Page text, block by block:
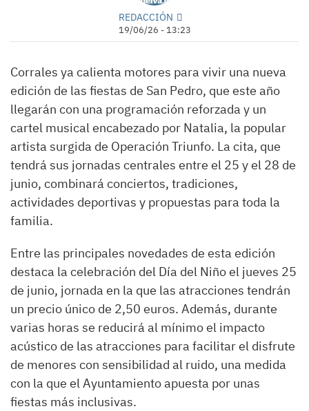
REDACCIÓN
19/06/26 - 13:23
Corrales ya calienta motores para vivir una nueva
edición de las fiestas de San Pedro, que este año
llegarán con una programación reforzada y un
cartel musical encabezado por Natalia, la popular
artista surgida de Operación Triunfo. La cita, que
tendrá sus jornadas centrales entre el 25 y el 28 de
junio, combinará conciertos, tradiciones,
actividades deportivas y propuestas para toda la
familia.
Entre las principales novedades de esta edición
destaca la celebración del Día del Niño el jueves 25
de junio, jornada en la que las atracciones tendrán
un precio único de 2,50 euros. Además, durante
varias horas se reducirá al mínimo el impacto
acústico de las atracciones para facilitar el disfrute
de menores con sensibilidad al ruido, una medida
con la que el Ayuntamiento apuesta por unas
fiestas más inclusivas.